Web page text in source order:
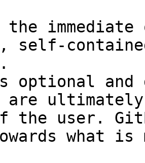
self-
optional and
are
the user.
what